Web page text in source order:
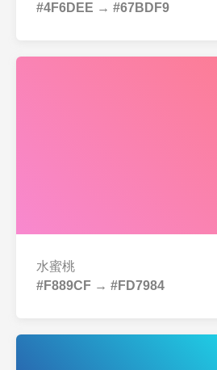
#4F6DEE → #67BDF9
水蜜桃
#F889CF → #FD7984